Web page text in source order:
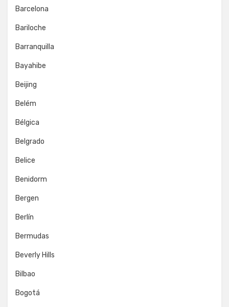
Barcelona
Bariloche
Barranquilla
Bayahibe
Beijing
Belém
Bélgica
Belgrado
Belice
Benidorm
Bergen
Berlín
Bermudas
Beverly Hills
Bilbao
Bogotá